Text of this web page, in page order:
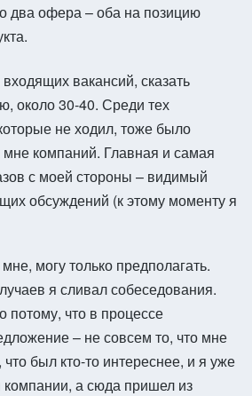
два офера – оба на позицию
вакансий, сказать
около 30-40. Среди тех
не ходил, тоже было
компаний. Главная и самая
с моей стороны – видимый
обсуждений (к этому моменту я
могу только предполагать.
я сливал собеседования.
потому, что в процессе
– не совсем то, что мне
был кто-то интереснее, и я уже
компании, а сюда пришел из